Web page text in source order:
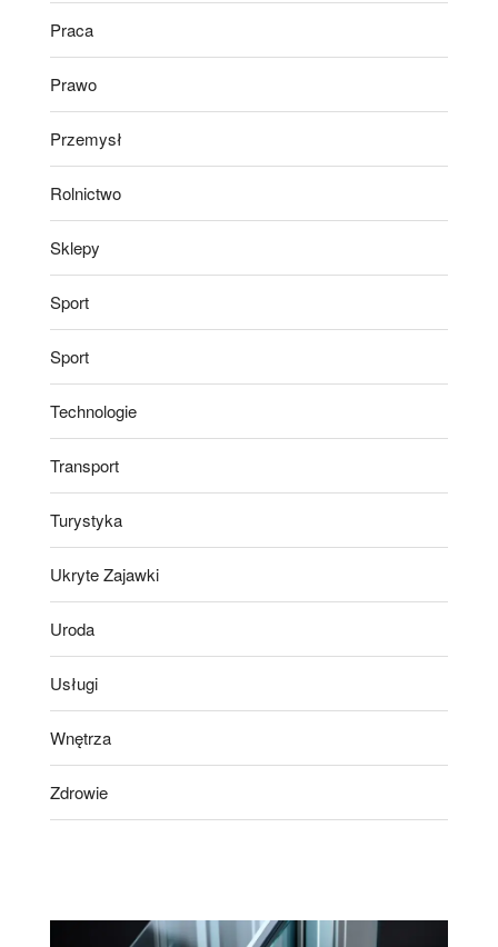
Praca
Prawo
Przemysł
Rolnictwo
Sklepy
Sport
Sport
Technologie
Transport
Turystyka
Ukryte Zajawki
Uroda
Usługi
Wnętrza
Zdrowie